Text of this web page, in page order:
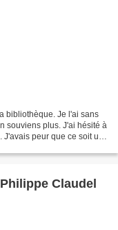
bibliothèque. Je l'ai sans
souviens plus. J'ai hésité à
J'avais peur que ce soit un
Claudel